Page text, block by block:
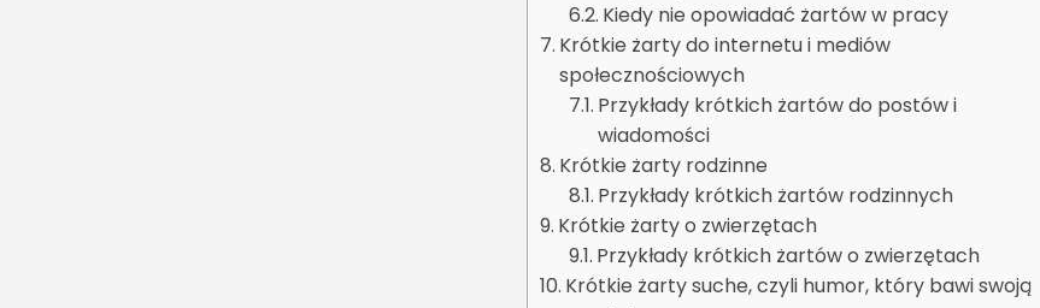
Kiedy nie opowiadać żartów w pracy
Krótkie żarty do internetu i mediów
społecznościowych
Przykłady krótkich żartów do postów i
wiadomości
Krótkie żarty rodzinne
Przykłady krótkich żartów rodzinnych
Krótkie żarty o zwierzętach
Przykłady krótkich żartów o zwierzętach
Krótkie żarty suche, czyli humor, który bawi swoją